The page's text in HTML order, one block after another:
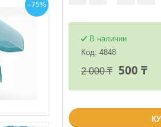
–75%
В наличии
Код: 4848
2 000 ₸ 500 ₸